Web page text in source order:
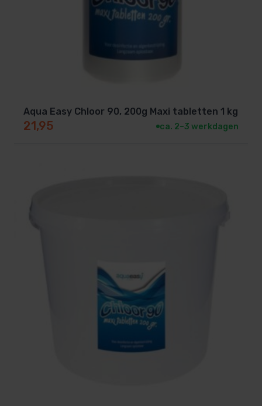
Aqua Easy Chloor 90, 200g Maxi tabletten 1 kg
21,95 ca. 2–3 werkdagen